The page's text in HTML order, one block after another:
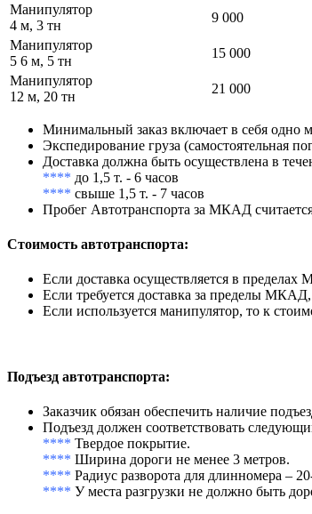
Манипулятор
4 м, 3 тн
9 000
Манипулятор
5 6 м, 5 тн
15 000
Манипулятор
12 м, 20 тн
21 000
Минимальный заказ включает в себя одно
Экспедирование груза (самостоятельная
Доставка должна быть осуществлена в
**** до 1,5 т. - 6 часов
**** свыше 1,5 т. - 7 часов
Пробег Автотранспорта за МКАД
Стоимость автотранспорта:
Если доставка осуществляется в пределах
Если требуется доставка за пределы
Если используется манипулятор, то к
Подъезд автотранспорта:
Заказчик обязан обеспечить наличие
Подъезд должен соответствовать
**** Твердое покрытие.
**** Ширина дороги не менее 3 метров.
**** Радиус разворота для длинномера –
**** У места разгрузки не должно быть